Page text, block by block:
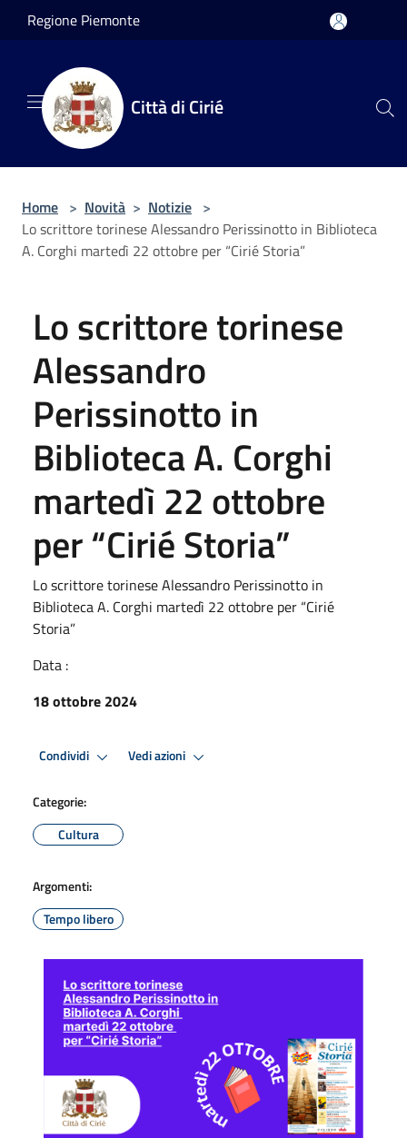
Salta al contenuto principale
Regione Piemonte
Città di Cirié
Home > Novità > Notizie >
Lo scrittore torinese Alessandro Perissinotto in Biblioteca
A. Corghi martedì 22 ottobre per “Cirié Storia”
Lo scrittore torinese
Alessandro
Perissinotto in
Biblioteca A. Corghi
martedì 22 ottobre
per “Cirié Storia”
Lo scrittore torinese Alessandro Perissinotto in
Biblioteca A. Corghi martedì 22 ottobre per “Cirié
Storia”
Data :
18 ottobre 2024
Condividi Vedi azioni
Categorie:
Cultura
Argomenti:
Tempo libero